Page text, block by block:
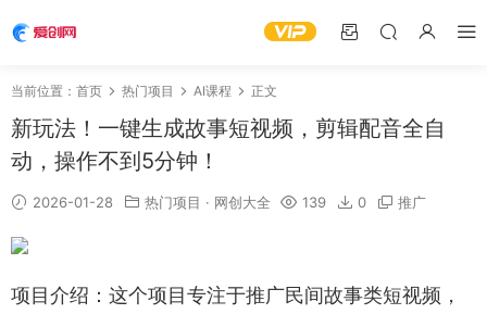
当前位置： 首页 热门项目 AI课程 正文
新玩法！一键生成故事短视频，剪辑配音全自
动，操作不到5分钟！
2026-01-28 热门项目 · 网创大全 139 0 推广
项目介绍：这个项目专注于推广民间故事类短视频，